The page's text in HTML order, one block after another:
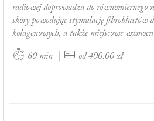
radiowej doprowadza do równomiernego
skóry powodując stymulację fibroblastów
kolagenowych, a także miejscowe
60 min od 400.00 zł